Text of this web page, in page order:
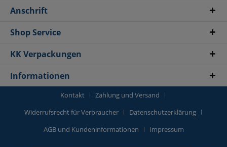
Anschrift
Shop Service
KK Verpackungen
Informationen
Kontakt
Zahlung und Versand
Widerrufsrecht für Verbraucher
Datenschutzerklärung
AGB und Kundeninformationen
Impressum